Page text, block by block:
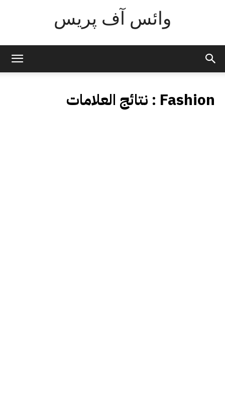
وائس آف پریس
نتائج العلامات : Fashion